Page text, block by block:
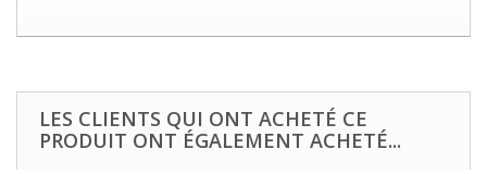
LES CLIENTS QUI ONT ACHETÉ CE
PRODUIT ONT ÉGALEMENT ACHETÉ...